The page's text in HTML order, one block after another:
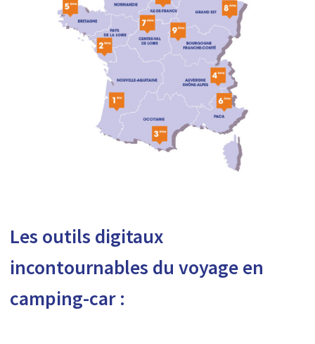
Les outils digitaux
incontournables du voyage en
camping-car :